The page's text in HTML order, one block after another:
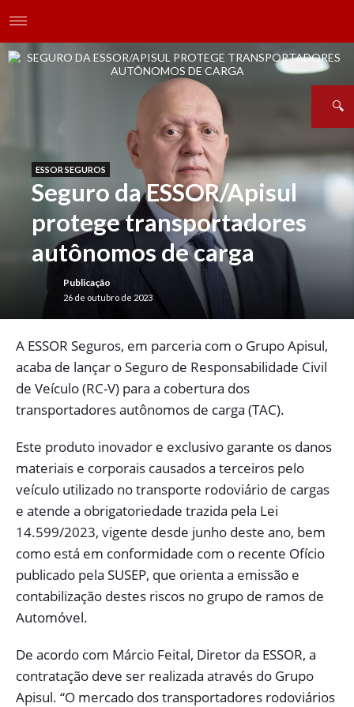
ESSOR SEGUROS
Seguro da ESSOR/Apisul
protege transportadores
autônomos de carga
Publicação
26 de outubro de 2023
A ESSOR Seguros, em parceria com o Grupo Apisul,
acaba de lançar o Seguro de Responsabilidade Civil
de Veículo (RC-V) para a cobertura dos
transportadores autônomos de carga (TAC).
Este produto inovador e exclusivo garante os danos
materiais e corporais causados a terceiros pelo
veículo utilizado no transporte rodoviário de cargas
e atende a obrigatoriedade trazida pela Lei
14.599/2023, vigente desde junho deste ano, bem
como está em conformidade com o recente Ofício
publicado pela SUSEP, que orienta a emissão e
contabilização destes riscos no grupo de ramos de
Automóvel.
De acordo com Márcio Feital, Diretor da ESSOR, a
contratação deve ser realizada através do Grupo
Apisul. “O mercado dos transportadores rodoviários